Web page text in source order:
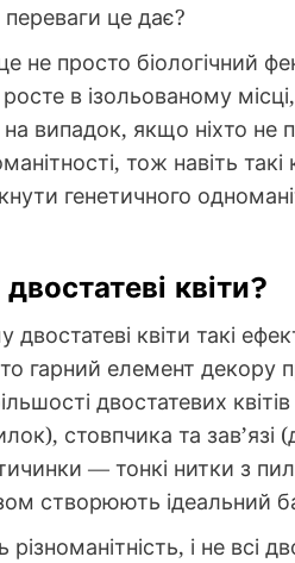
переваги це дає?
не просто біологічний
в ізольованому
випадок, якщо ніхто
тож навіть
генетичного
квіти?
квіти такі
гарний елемент декору
двостатевих
стовпчика та
— тонкі нитки з
створюють ідеальний
і не всі